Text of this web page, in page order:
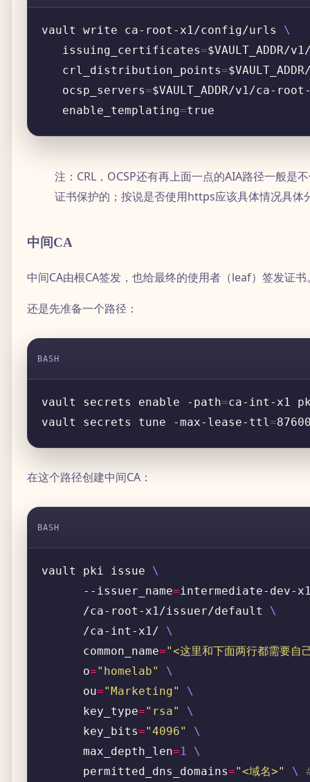
vault write ca-root-x1/config/urls
   issuing_certificates
=
   crl_distribution_points
=
   ocsp_servers
=$VAULT_ADDR/v1/ca-
   enable_templating
=
注：CRL，OCSP还有再上面一点的AIA路径一般
证书保护的；按说是否使用https应该具体情况具
中间CA
中间CA由根CA签发，也给最终的使用者（leaf）签发证
还是先准备一个路径：
BASH
vault secrets enable -path=
vault secrets tune -max-lease-ttl=
在这个路径创建中间CA：
BASH
vault pki issue
      --issuer_name
=intermediate-dev-
      /ca-root-x1/issuer/default
      /ca-int-x1/
      common_name
="<这里和下面两行都需要自
      o
="homelab"
      ou
="Marketing"
      key_type
="rsa"
      key_bits
="4096"
      max_depth_len
=1
      permitted_dns_domains
="<域名>" \